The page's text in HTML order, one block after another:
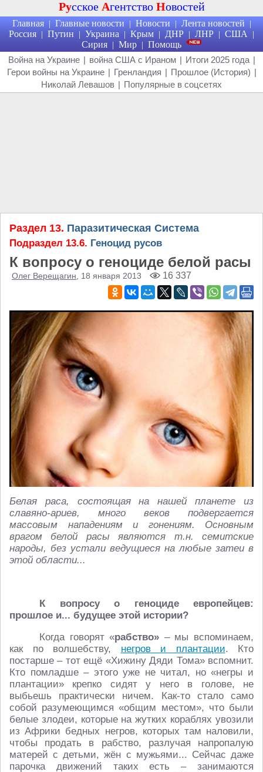
Русское Агентство Новостей
Главная | Главные новости | Новости | Лента новостей |
Россия | Путин | Украина | Крым | ДНР | ЛНР | США |
Сирия | Мир | Помощь
Война на Украине | война США с Ираном | Итоги 2025 года |
Герои войны на Украине | Гренландия | Прошлое (История) |
Николай Левашов | Популярные в соцсетях
Раздел 13. Паразитическая Система
Подраздел 13.6. Геноцид русов
К вопросу о геноциде белой расы
Олег Верещагин , 18 января 2013 16 337
Белая раса, состоящая на нашей планете из
славяно-ариев, много веков подвергается
массовым нападениям и гонениям. Основным
врагом белой расы являются т.н. семитские
народы, без устали ведущиеся на любые затеи в
этой области...
К вопросу о геноциде европейцев:
прошлое и... будущее этой истории?
Когда говорят «рабство» – мы вспоминаем,
как по волшебству, негров и плантации. Кто
постарше – тот ещё «Хижину Дяди Тома» вспомнит.
Кто помладше – этого уже не читал, но «негры и
плантации» крепко сидят у него в голове, не
выбьешь практически ничем. Как-то стало само
собой разумеющимся «общим местом», что были
белые злодеи, которые на жутких кораблях увозили
из Африки бедных негров, которых там наловили,
чтобы продать в рабство, разлучая напропалую
матерей с детьми, жён с мужьями... Сейчас даже
парочка движений таких есть – занимаются